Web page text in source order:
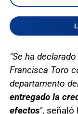
"Se ha
Francisca Toro
departamento
entregado la
efectos", señaló